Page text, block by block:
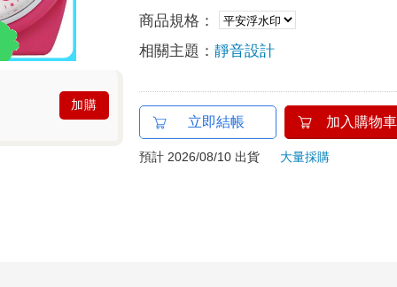
加購
商品規格：
相關主題：靜音設計
立即結帳 加入購物車
預計 2026/08/10 出貨 大量採購